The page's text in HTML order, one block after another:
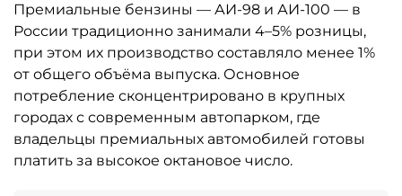
Премиальные бензины — АИ-98 и АИ-100 — в
России традиционно занимали 4–5% розницы,
при этом их производство составляло менее 1%
от общего объёма выпуска. Основное
потребление сконцентрировано в крупных
городах с современным автопарком, где
владельцы премиальных автомобилей готовы
платить за высокое октановое число.